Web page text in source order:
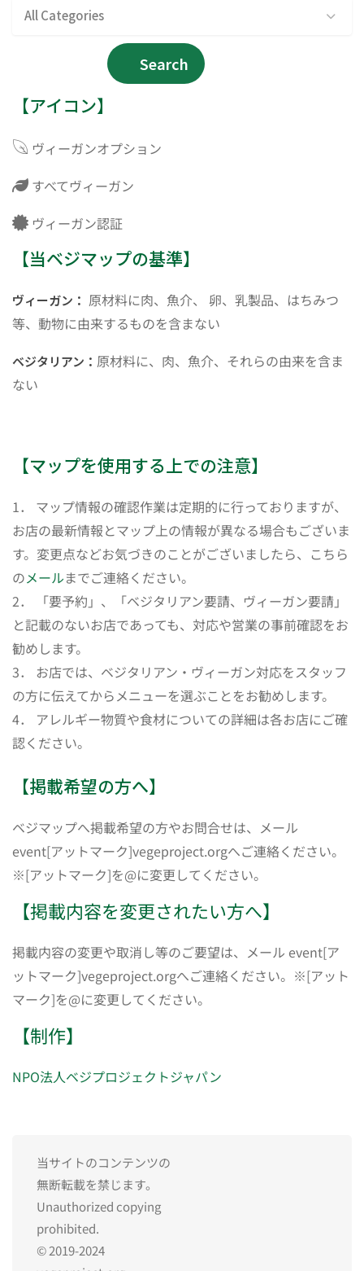
All Categories
Search
【アイコン】
ヴィーガンオプション
すべてヴィーガン
ヴィーガン認証
【当ベジマップの基準】
ヴィーガン： 原材料に肉、魚介、 卵、乳製品、はちみつ
等、動物に由来するものを含まない
ベジタリアン： 原材料に、肉、魚介、それらの由来を含ま
ない
【マップを使用する上での注意】
1． マップ情報の確認作業は定期的に行っておりますが、
お店の最新情報とマップ上の情報が異なる場合もございま
す。変更点などお気づきのことがございましたら、こちら
のメールまでご連絡ください。
2． 「要予約」、「ベジタリアン要請、ヴィーガン要請」
と記載のないお店であっても、対応や営業の事前確認をお
勧めします。
3． お店では、ベジタリアン・ヴィーガン対応をスタッフ
の方に伝えてからメニューを選ぶことをお勧めします。
4． アレルギー物質や食材についての詳細は各お店にご確
認ください。
【掲載希望の方へ】
ベジマップへ掲載希望の方やお問合せは、メール
event[アットマーク]vegeproject.orgへご連絡ください。
※[アットマーク]を@に変更してください。
【掲載内容を変更されたい方へ】
掲載内容の変更や取消し等のご要望は、メール event[ア
ットマーク]vegeproject.orgへご連絡ください。※[アット
マーク]を@に変更してください。
【制作】
NPO法人ベジプロジェクトジャパン
当サイトのコンテンツの
無断転載を禁じます。
Unauthorized copying
prohibited.
© 2019-2024